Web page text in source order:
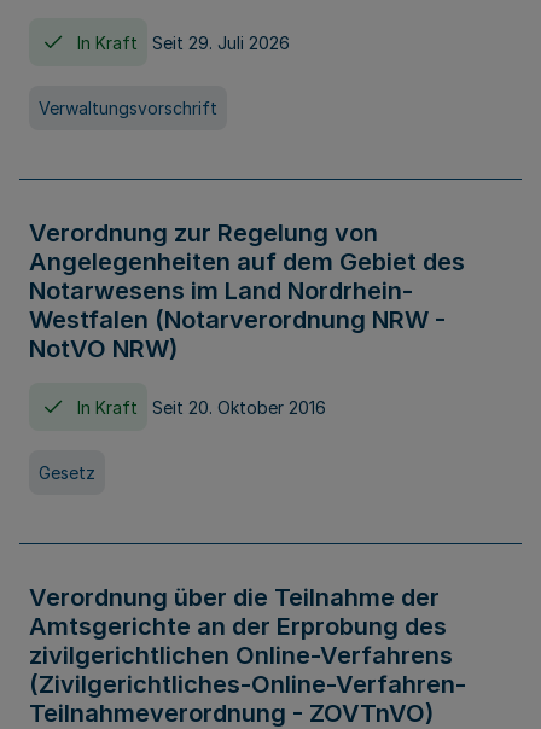
In Kraft Seit 29. Juli 2026
Verwaltungsvorschrift
Verordnung zur Regelung von
Angelegenheiten auf dem Gebiet des
Notarwesens im Land Nordrhein-
Westfalen (Notarverordnung NRW -
NotVO NRW)
In Kraft Seit 20. Oktober 2016
Gesetz
Verordnung über die Teilnahme der
Amtsgerichte an der Erprobung des
zivilgerichtlichen Online-Verfahrens
(Zivilgerichtliches-Online-Verfahren-
Teilnahmeverordnung - ZOVTnVO)